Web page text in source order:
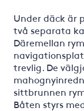
Under däck är
två separata
Däremellan
trevlig. De
sittbrunnen
Båten styrs